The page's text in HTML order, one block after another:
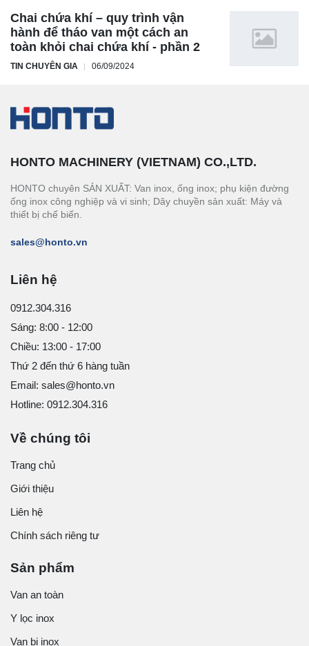
Chai chứa khí – quy trình vận
hành để tháo van một cách an
toàn khỏi chai chứa khí - phần 2
TIN CHUYÊN GIA 06/09/2024
HONTO MACHINERY (VIETNAM) CO.,LTD.
HONTO chuyên SẢN XUẤT: Van inox, ống inox; phụ kiện đường
ống inox công nghiệp và vi sinh; Dây chuyền sản xuất: Máy và
thiết bị chế biến.
sales@honto.vn
Liên hệ
0912.304.316
Sáng: 8:00 - 12:00
Chiều: 13:00 - 17:00
Thứ 2 đến thứ 6 hàng tuần
Email: sales@honto.vn
Hotline: 0912.304.316
Về chúng tôi
Trang chủ
Giới thiệu
Liên hệ
Chính sách riêng tư
Sản phẩm
Van an toàn
Y lọc inox
Van bi inox